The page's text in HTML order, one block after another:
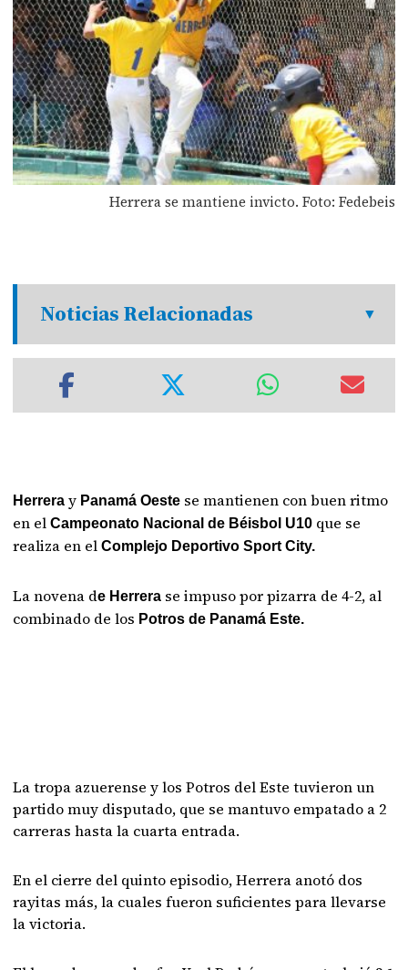
Herrera se mantiene invicto. Foto: Fedebeis
Noticias Relacionadas
Herrera y Panamá Oeste se mantienen con buen ritmo
en elCampeonato Nacional de Béisbol U10 que se
realiza en elComplejo Deportivo Sport City.
La novena de Herrera se impuso por pizarra de 4-2, al
combinado de los Potros de Panamá Este.
La tropa azuerense y los Potros del Este tuvieron un
partido muy disputado, que se mantuvo empatado a 2
carreras hasta la cuarta entrada.
En el cierre del quinto episodio, Herrera anotó dos
rayitas más, la cuales fueron suficientes para llevarse
la victoria.